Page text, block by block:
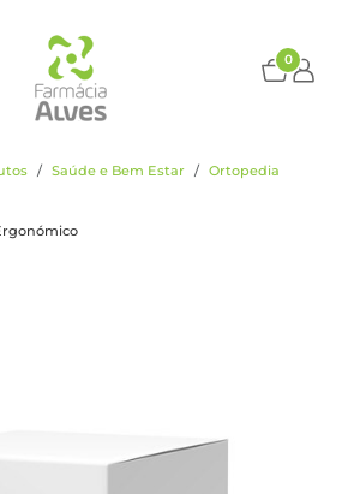
0
Saúde e Bem Estar Ortopedia